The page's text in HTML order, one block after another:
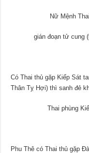
Nữ Mệnh
gián đoạn tử cung
Có Thai thủ gặp Kiếp Sát
Thân Tỵ Hợi) thì sanh đẻ
Thai phùng
Phu Thê có Thai thủ gặp